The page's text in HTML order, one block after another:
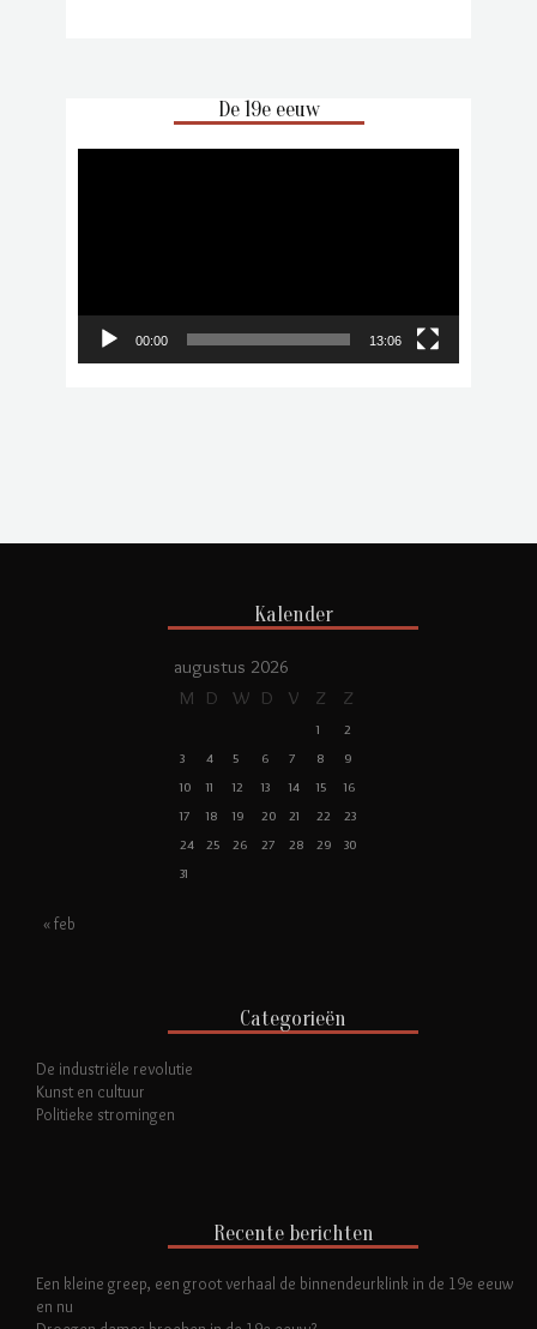
De 19e eeuw
00:00 13:06
Kalender
augustus 2026
M
D W D V Z Z
1
2
3
4 5 6 7 8
9
10
11 12 13 14 15
16
17
18 19 20 21 22
23
24
25 26 27 28 29
30
31
« feb
Categorieën
De industriële revolutie
Kunst en cultuur
Politieke stromingen
Recente berichten
Een kleine greep, een groot verhaal de binnendeurklink in de 19e eeuw
en nu